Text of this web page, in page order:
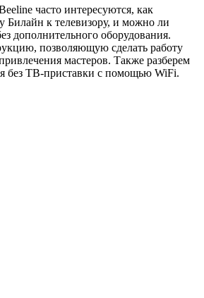
часто интересуются, как
Билайн к телевизору, и можно ли
дополнительного оборудования.
позволяющую сделать работу
мастеров. Также разберем
без ТВ-приставки с помощью WiFi.